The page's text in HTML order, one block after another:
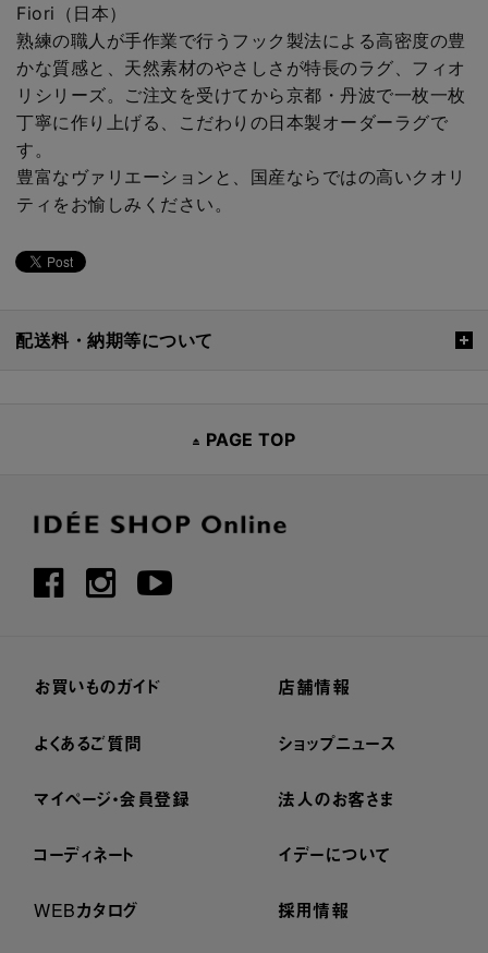
Fiori（日本）
熟練の職人が手作業で行うフック製法による高密度の豊
かな質感と、天然素材のやさしさが特長のラグ、フィオ
リシリーズ。ご注文を受けてから京都・丹波で一枚一枚
丁寧に作り上げる、こだわりの日本製オーダーラグで
す。
豊富なヴァリエーションと、国産ならではの高いクオリ
ティをお愉しみください。
配送料・納期等について
PAGE TOP
お買いものガイド
よくあるご質問
マイページ・会員登録
コーディネート
WEBカタログ
店舗情報
ショップニュース
法人のお客さま
イデーについて
採用情報